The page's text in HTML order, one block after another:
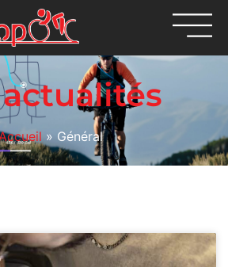
» Général